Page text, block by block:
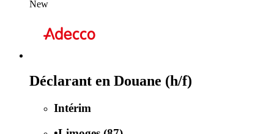
New
Déclarant en Douane (h/f)
Intérim